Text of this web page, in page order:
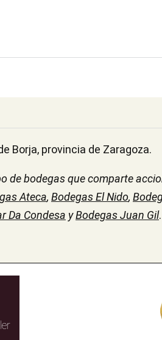
Borja, provincia de Zaragoza.
de bodegas que comparte
Ateca, Bodegas El Nido,
Da Condesa yBodegas Juan Gil.